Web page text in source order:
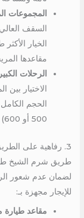
المجموعات
السقف
الخيار
مقاعدها
الرحلات الكبيرة
الاختيار
الحجم
500 أو 600) المزودة بكافة وسائل الرفاهية للمسافات الطويلة.
3. رفاهية على الطريق: مواصفات باصات السفر الحديثة
طريق شرم الشيخ
لضمان عدم شعور
للإيجار مجهزة بـ:
مقاعد طيارة